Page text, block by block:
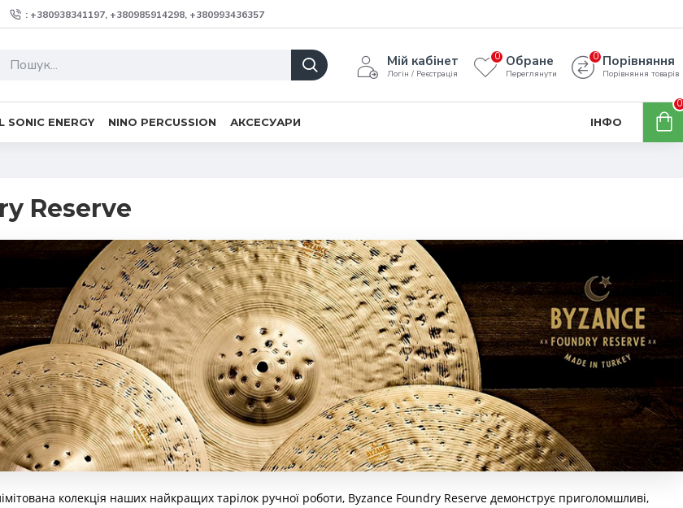
: +380938341197, +380985914298, +380993436357
Мій кабінет
Логін / Реєстрація
Обране
Переглянути
0 Порівняння
Порівняння товарів
0
SONIC ENERGY NINO PERCUSSION АКСЕСУАРИ ІНФО
0
Reserve
колекція наших найкращих тарілок ручної роботи, Byzance Foundry Reserve демонструє приголомшливі,